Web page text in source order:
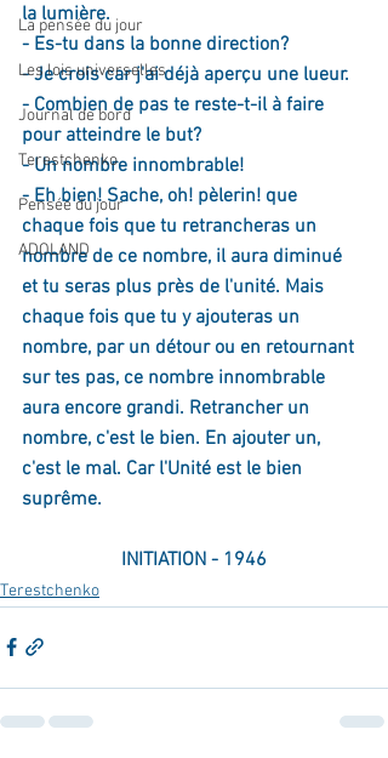
La pensée du jour
Les lois universelles
Journal de bord
Terestchenko
Pensée du jour
ADOLAND
la lumière.
- Es-tu dans la bonne direction?
- Je crois car j'ai déjà aperçu une lueur.
- Combien de pas te reste-t-il à faire
pour atteindre le but?
- Un nombre innombrable!
- Eh bien! Sache, oh! pèlerin! que
chaque fois que tu retrancheras un
nombre de ce nombre, il aura diminué
et tu seras plus près de l'unité. Mais
chaque fois que tu y ajouteras un
nombre, par un détour ou en retournant
sur tes pas, ce nombre innombrable
aura encore grandi. Retrancher un
nombre, c'est le bien. En ajouter un,
c'est le mal. Car l'Unité est le bien
suprême.
INITIATION - 1946
Terestchenko